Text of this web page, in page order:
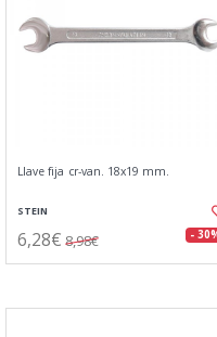
Llave fija cr-van. 18x19 mm.
STEIN
6,28€ 8,98€ -